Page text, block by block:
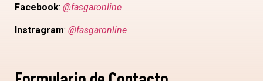
Facebook: @fasgaronline
Instragram: @fasgaronline